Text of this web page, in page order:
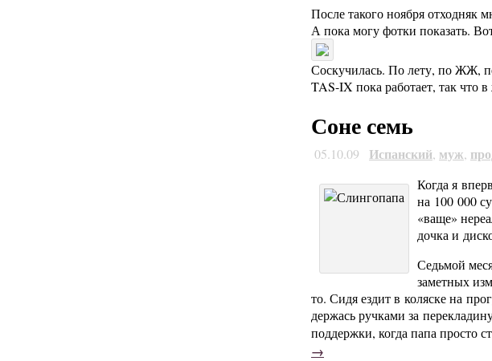
После такого ноября отходняк
А пока могу фотки показать.
Соскучилась. По лету, по ЖЖ,
TAS-IX пока работает, так что
Соне семь
05.10.09 Испанский, муж,
Когда я
на 100 000
«ваще»
дочка и
Седьмой
заметных
то. Сидя ездит в коляске на
держась ручками за
поддержки, когда папа просто
→